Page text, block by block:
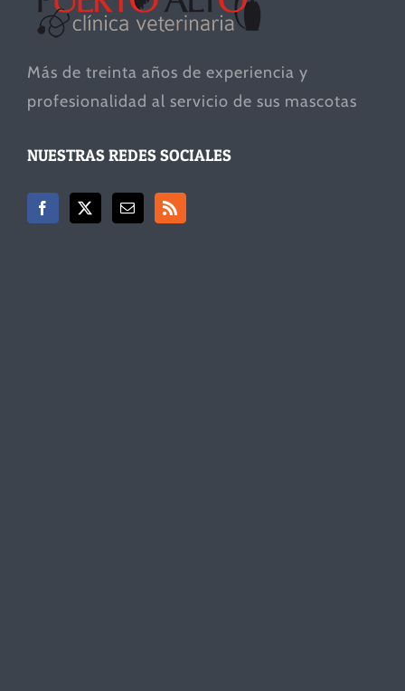
Más de treinta años de experiencia y
profesionalidad al servicio de sus mascotas
NUESTRAS REDES SOCIALES